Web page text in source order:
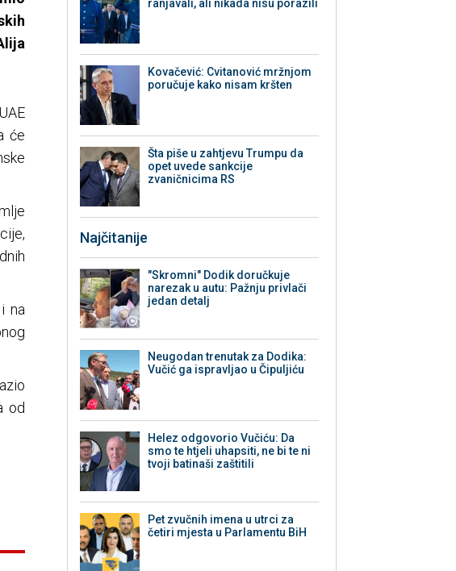
će
na
od
ranjavali, ali nikada nisu porazili
Kovačević: Cvitanović mržnjom
poručuje kako nisam kršten
Šta piše u zahtjevu Trumpu da
opet uvede sankcije
zvaničnicima RS
Najčitanije
"Skromni" Dodik doručkuje
narezak u autu: Pažnju privlači
jedan detalj
Neugodan trenutak za Dodika:
Vučić ga ispravljao u Čipuljiću
Helez odgovorio Vučiću: Da
smo te htjeli uhapsiti, ne bi te ni
tvoji batinaši zaštitili
Pet zvučnih imena u utrci za
četiri mjesta u Parlamentu BiH